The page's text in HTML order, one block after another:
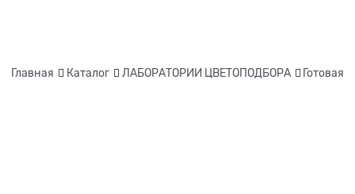
Главная Каталог ЛАБОРАТОРИИ ЦВЕТОПОДБОРА Готовая